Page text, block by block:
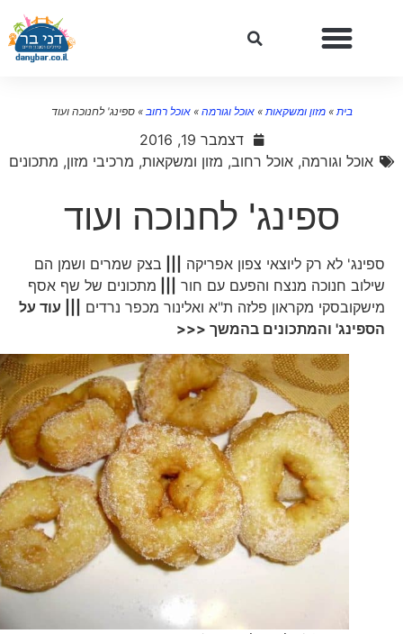
»מזון ומשקאות»אוכל וגורמה»אוכל רחוב»ספינג' לחנוכה ועוד
דצמבר 19, 2016
אוכל וגורמה,אוכל רחוב,מזון ומשקאות,מרכיבי מזון,מתכונים
ספינג' לחנוכה ועוד
ספינג' לא רק ליוצאי צפון אפריקה|||
בצק שמרים ושמן הם
שילוב חנוכה מנצח והפעם עם חור|||
מתכונים של שף אסף
מישקובסקי מקראון פלזה ת"א ואלינור מכפר נרדים||| עוד על
הספינג' והמתכונים בהמשך <<<